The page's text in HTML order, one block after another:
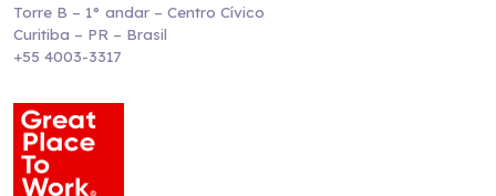
Torre B – 1° andar – Centro Cívico
Curitiba – PR – Brasil
+55 4003-3317